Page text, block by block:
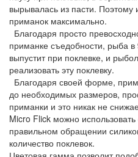
вырывалась из пасти. Поэтому
приманок максимально.
Благодаря просто
приманке съедобности, рыба
выпустит при поклевке, и
реализовать эту поклевку.
Благодаря своей форме,
до необходимых размеров,
приманки и это никак не
Micro Flick можно
правильном обращении
количество поклевок.